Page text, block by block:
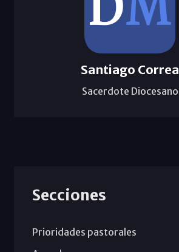
Santiago Correa
Sacerdote Diocesano
Secciones
Prioridades pastorales